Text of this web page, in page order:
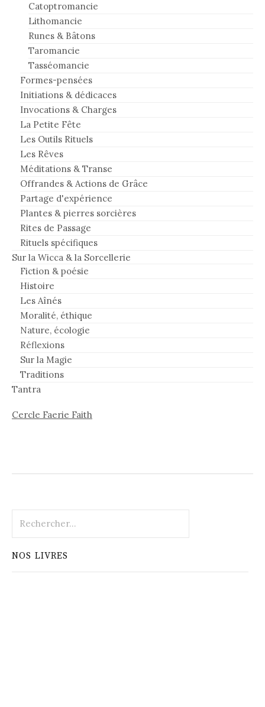
Catoptromancie
Lithomancie
Runes & Bâtons
Taromancie
Tasséomancie
Formes-pensées
Initiations & dédicaces
Invocations & Charges
La Petite Fête
Les Outils Rituels
Les Rêves
Méditations & Transe
Offrandes & Actions de Grâce
Partage d'expérience
Plantes & pierres sorcières
Rites de Passage
Rituels spécifiques
Sur la Wicca & la Sorcellerie
Fiction & poésie
Histoire
Les Aînés
Moralité, éthique
Nature, écologie
Réflexions
Sur la Magie
Traditions
Tantra
Cercle Faerie Faith
NOS LIVRES